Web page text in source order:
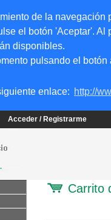
de la navegación
el botón 'Aceptar'.
disponibles.
pulsando el
enlace: http://
Acceder / Registrarme
Carrito